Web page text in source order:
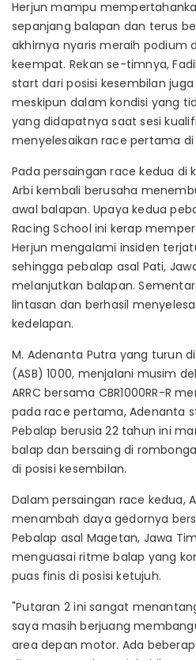
Herjun mampu
sepanjang balapan dan terus
akhirnya nyaris meraih podium
keempat. Rekan se-timnya,
start dari posisi kesembilan
meskipun dalam kondisi yang
yang didapatnya saat sesi
menyelesaikan race pertama di
Pada persaingan race kedua di
Arbi kembali berusaha
awal balapan. Upaya kedua
Racing School ini kerap
Herjun mengalami insiden
sehingga pebalap asal Pati,
melanjutkan balapan.
lintasan dan berhasil
kedelapan.
M. Adenanta Putra yang turun
(ASB) 1000, menjalani musim
ARRC bersama CBR1000RR-R
pada race pertama, Adenanta
Pebalap berusia 22 tahun ini
balap dan bersaing di
di posisi kesembilan.
Dalam persaingan race kedua,
menambah daya gedornya
Pebalap asal Magetan, Jawa
menguasai ritme balap yang
puas finis di posisi ketujuh.
"Putaran 2 ini sangat
saya masih berjuang
area depan motor. Ada